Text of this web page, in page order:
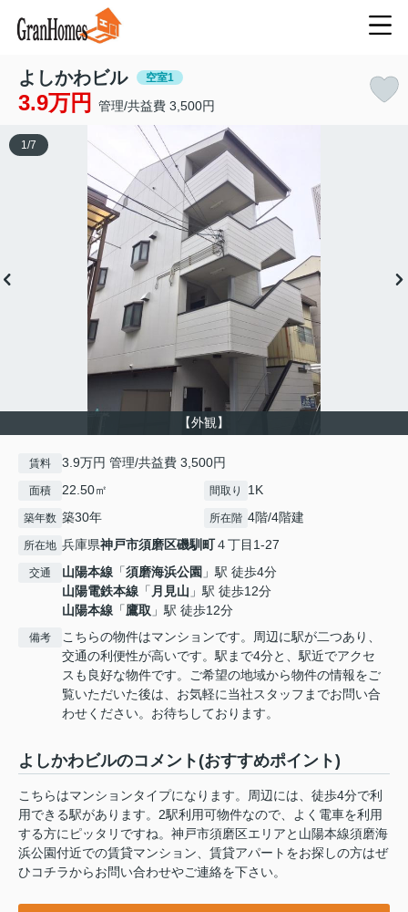
よしかわビル 空室1
3.9万円 管理/共益費 3,500円
【外観】
1 /7
賃料 3.9万円 管理/共益費 3,500円
面積 22.50㎡ 間取り 1K
築年数 築30年 所在階 4階/4階建
所在地 兵庫県神戸市須磨区磯馴町４丁目1-27
交通 山陽本線 「須磨海浜公園 」駅 徒歩4分
山陽電鉄本線 「 月見山 」駅 徒歩12分
山陽本線 「鷹取 」駅 徒歩12分
備考
こちらの物件はマンションです。周辺に駅が二つあり、
交通の利便性が高いです。駅まで4分と、駅近でアクセ
スも良好な物件です。ご希望の地域から物件の情報をご
覧いただいた後は、お気軽に当社スタッフまでお問い合
わせください。お待ちしております。
よしかわビルのコメント(おすすめポイント)
こちらはマンションタイプになります。周辺には、徒歩4分で利
用できる駅があります。2駅利用可物件なので、よく電車を利用
する方にピッタリですね。神戸市須磨区エリアと山陽本線須磨海
浜公園付近での賃貸マンション、賃貸アパートをお探しの方はぜ
ひコチラからお問い合わせやご連絡を下さい。